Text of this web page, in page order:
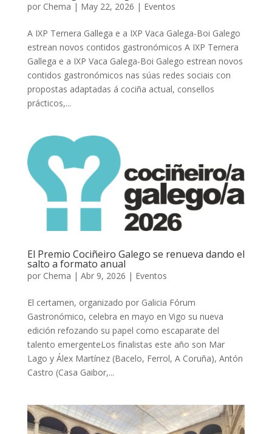
por Chema | May 22, 2026 | Eventos
A IXP Ternera Gallega e a IXP Vaca Galega-Boi Galego
estrean novos contidos gastronómicos A IXP Ternera
Gallega e a IXP Vaca Galega-Boi Galego estrean novos
contidos gastronómicos nas súas redes sociais con
propostas adaptadas á cociña actual, consellos
prácticos,...
El Premio Cociñeiro Galego se renueva dando el
salto a formato anual
por Chema | Abr 9, 2026 | Eventos
El certamen, organizado por Galicia Fórum
Gastronómico, celebra en mayo en Vigo su nueva
edición refozando su papel como escaparate del
talento emergenteLos finalistas este año son Mar
Lago y Álex Martínez (Bacelo, Ferrol, A Coruña), Antón
Castro (Casa Gaibor,...